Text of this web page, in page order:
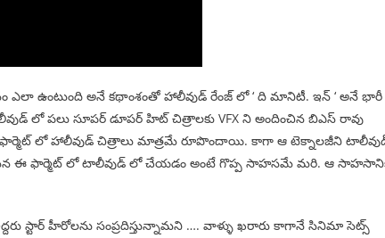
ఎలా ఉంటుంది అనే కథాంశంతో హాలీవుడ్ రేంజ్ లో ‘ ది మానిటీ. ఇన్ ‘ అనే భారీ
లో పలు సూపర్ డూపర్ హిట్ చిత్రాలకు VFX ని అందించిన బిఎస్ రావు
ఫార్మెట్ లో హాలీవుడ్ చిత్రాలు మాత్రమే రూపొందాయి. కాగా ఆ టెక్నాలజీని
ఈ ఫార్మెట్ లో టాలీవుడ్ లో చేయడం అంటే గొప్ప సాహసమే మరి. ఆ
స్టార్ హీరోలను సంప్రదిస్తున్నామని …. వాళ్ళు ఖరారు కాగానే సినిమా సెట్స్